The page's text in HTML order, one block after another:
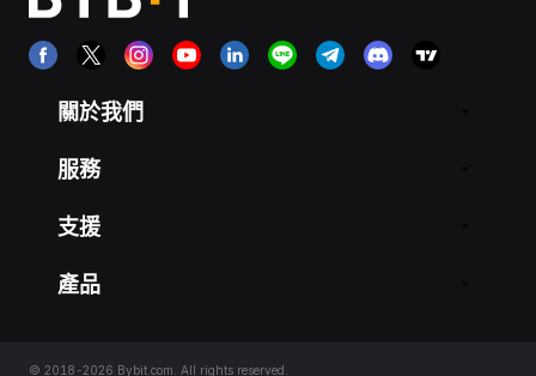
關於我們
服務
支援
產品
© 2018-2026 Bybit.com. All rights reserved.